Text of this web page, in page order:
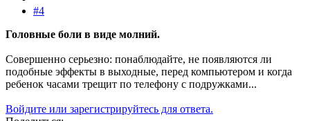
#4
Головные боли в виде молний.
Совершенно серьезно: понаблюдайте, не появляются ли
подобные эффекты в выходные, перед компьютером и когда
ребенок часами трещит по телефону с подружками...
Войдите или зарегистрируйтесь для ответа.